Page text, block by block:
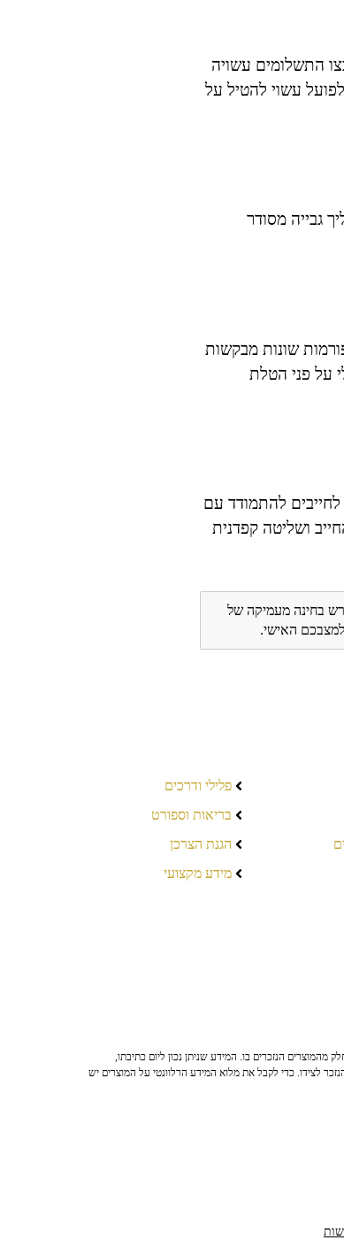
התשלומים עשויה
עשוי להטיל על
גבייה מסודר
שונות מבקשות
על פני הטלת
לחייבים להתמודד עם
ושליטה קפדנית
בחינה מעמיקה של
האישי.
פלילי ודרכים
בריאות וספורט
הגנת הצרכן
מידע מקצועי
הנזכרים בו. המידע שניתן נכון ליום כתיבתו,
לצידו. כדי לקבל את מלוא המידע הרלוונטי על המוצרים יש